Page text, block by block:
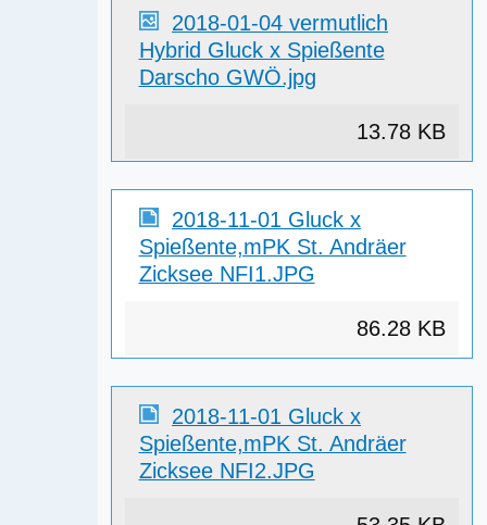
2018-01-04 vermutlich
Hybrid Gluck x Spießente
Darscho GWÖ.jpg
13.78 KB
2018-11-01 Gluck x
Spießente,mPK St. Andräer
Zicksee NFI1.JPG
86.28 KB
2018-11-01 Gluck x
Spießente,mPK St. Andräer
Zicksee NFI2.JPG